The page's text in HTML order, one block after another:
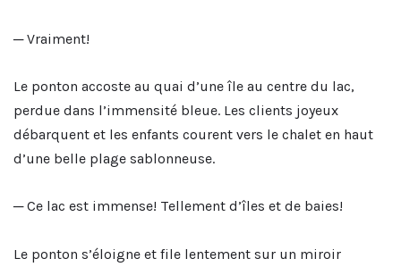
─ Vraiment!
Le ponton accoste au quai d’une île au centre du lac,
perdue dans l’immensité bleue. Les clients joyeux
débarquent et les enfants courent vers le chalet en haut
d’une belle plage sablonneuse.
─ Ce lac est immense! Tellement d’îles et de baies!
Le ponton s’éloigne et file lentement sur un miroir